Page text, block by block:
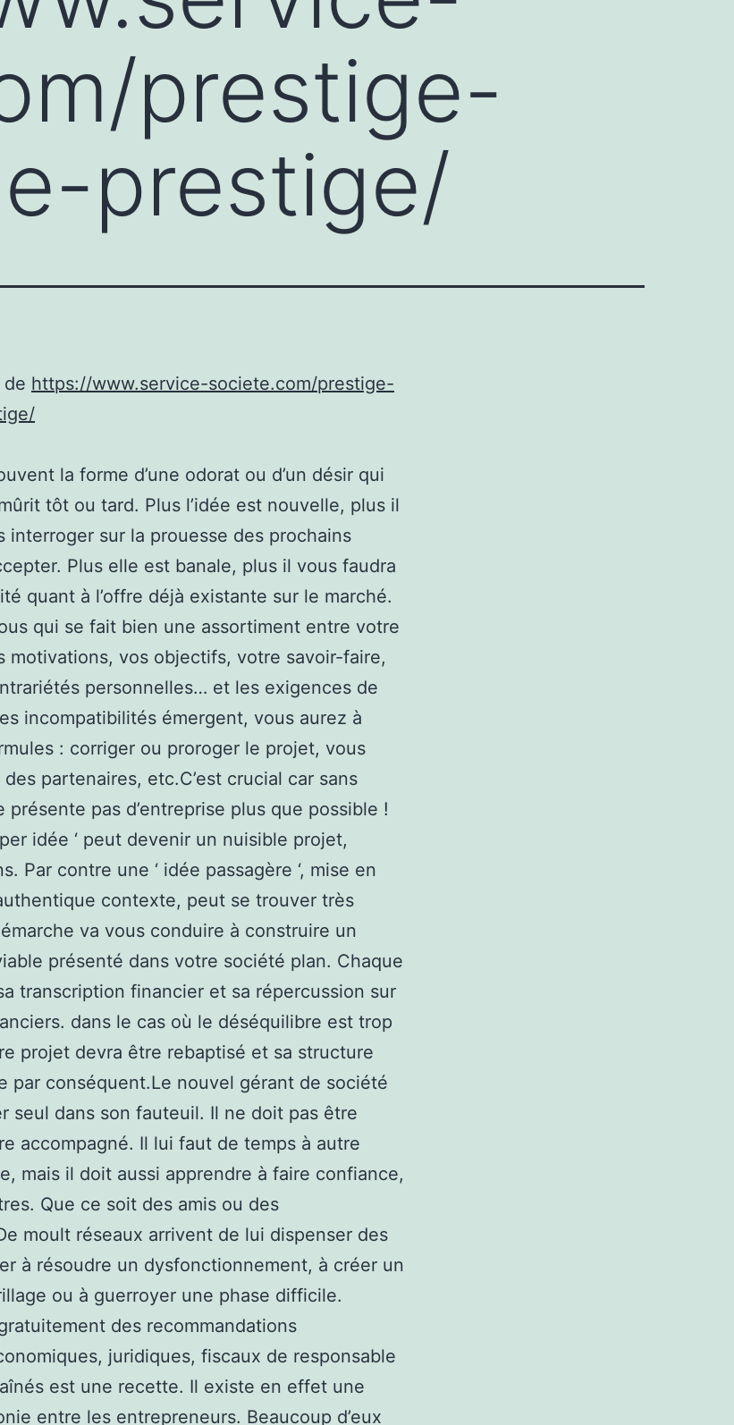
prestige-
prestige/
de https://www.service-societe.com/prestige-
la forme d’une odorat ou d’un désir qui
tôt ou tard. Plus l’idée est nouvelle, plus il
interroger sur la prouesse des prochains
Plus elle est banale, plus il vous faudra
quant à l’offre déjà existante sur le marché.
qui se fait bien une assortiment entre votre
motivations, vos objectifs, votre savoir-faire,
personnelles… et les exigences de
incompatibilités émergent, vous aurez à
: corriger ou proroger le projet, vous
partenaires, etc.C’est crucial car sans
pas d’entreprise plus que possible !
idée ‘ peut devenir un nuisible projet,
Par contre une ‘ idée passagère ‘, mise en
contexte, peut se trouver très
va vous conduire à construire un
présenté dans votre société plan. Chaque
transcription financier et sa répercussion sur
dans le cas où le déséquilibre est trop
projet devra être rebaptisé et sa structure
par conséquent.Le nouvel gérant de société
seul dans son fauteuil. Il ne doit pas être
accompagné. Il lui faut de temps à autre
mais il doit aussi apprendre à faire confiance,
Que ce soit des amis ou des
moult réseaux arrivent de lui dispenser des
à résoudre un dysfonctionnement, à créer un
ou à guerroyer une phase difficile.
des recommandations
juridiques, fiscaux de responsable
est une recette. Il existe en effet une
entre les entrepreneurs. Beaucoup d’eux